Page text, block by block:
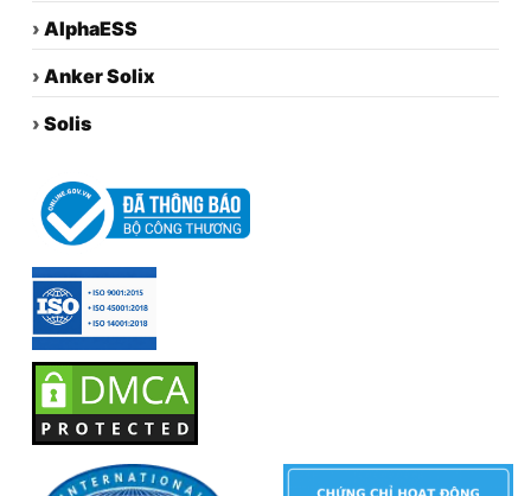
› AlphaESS
› Anker Solix
› Solis